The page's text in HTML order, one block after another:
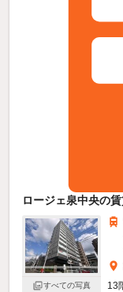
ロージェ泉中央の
すべての写真
13